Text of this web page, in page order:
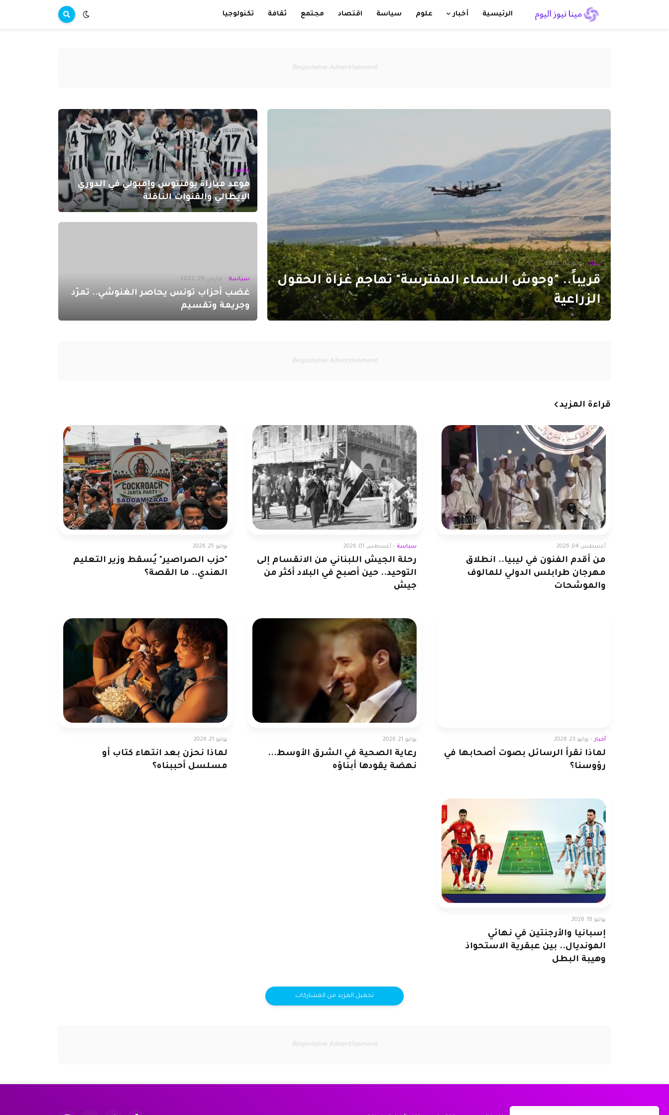
الرئيسية أخبار علوم سياسة اقتصاد مجتمع ثقافة تكنولوجيا
Responsive Advertisement
بيئة - يونيو 02, 2022
قريباً.. "وحوش السماء المفترسة" تهاجم غزاة الحقول
الزراعية
رياضة - فبراير 25, 2022
موعد مباراة يوفنتوس وإمبولي في الدوري
الإيطالي والقنوات الناقلة
سياسة - مارس 29, 2022
غضب أحزاب تونس يحاصر الغنوشي.. تمرّد
وجريمة وتقسيم
Responsive Advertisement
قراءة المزيد
أغسطس 04, 2026
من أقدم الفنون في ليبيا.. انطلاق
مهرجان طرابلس الدولي للمالوف
والموشحات
سياسة - أغسطس 01, 2026
رحلة الجيش اللبناني من الانقسام إلى
التوحيد.. حين أصبح في البلاد أكثر من
جيش
يوليو 25, 2026
"حزب الصراصير" يُسقط وزير التعليم
الهندي.. ما القصة؟
أخبار - يوليو 23, 2026
لماذا نقرأ الرسائل بصوت أصحابها في
رؤوسنا؟
يوليو 21, 2026
رعاية الصحية في الشرق الأوسط...
نهضة يقودها أبناؤه
يوليو 21, 2026
لماذا نحزن بعد انتهاء كتاب أو
مسلسل أحببناه؟
يوليو 18, 2026
إسبانيا والأرجنتين في نهائي
المونديال.. بين عبقرية الاستحواذ
وهيبة البطل
تحميل المزيد من المشاركات
Responsive Advertisement